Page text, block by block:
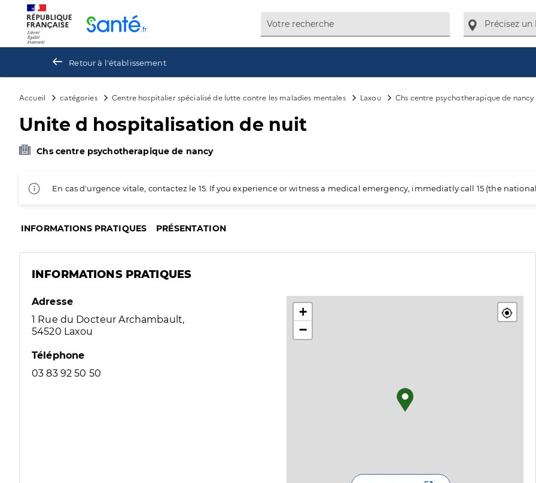
Retour à l'établissement
Accueil catégories Centre hospitalier spécialisé de lutte contre les maladies mentales Laxou Chs centre psychotherapique de nancy
Unite d hospitalisation de nuit
Chs centre psychotherapique de nancy
En cas d'urgence vitale, contactez le 15. If you experience or witness a medical emergency, immediatly call 15 (the
INFORMATIONS PRATIQUES PRÉSENTATION
INFORMATIONS PRATIQUES
Adresse
1 Rue du Docteur Archambault,
54520 Laxou
Téléphone
03 83 92 50 50
+
−
Panneau de gestion des cookies